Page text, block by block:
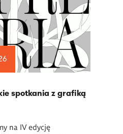
spotkania z grafiką
na IV edycję